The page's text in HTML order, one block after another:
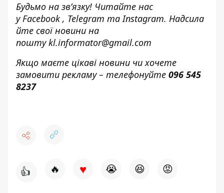
Будьмо на зв’язку! Читайте нас
уFacebook, Telegram таInstagram. Надсила
йте свої новини на
поштуkl.informator@gmail.com
Якщо маєте цікаві новини чи хочете
замовити рекламу – телефонуйте 096 545
8237
👍 🔥 ♥ 😭 😆 😡